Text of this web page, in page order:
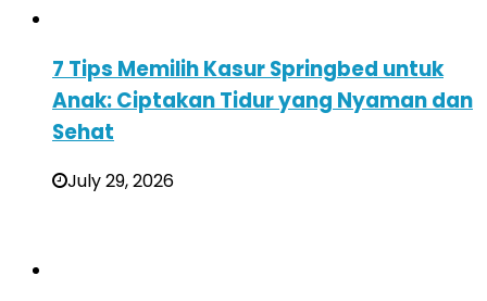
7 Tips Memilih Kasur Springbed untuk
Anak: Ciptakan Tidur yang Nyaman dan
Sehat
July 29, 2026